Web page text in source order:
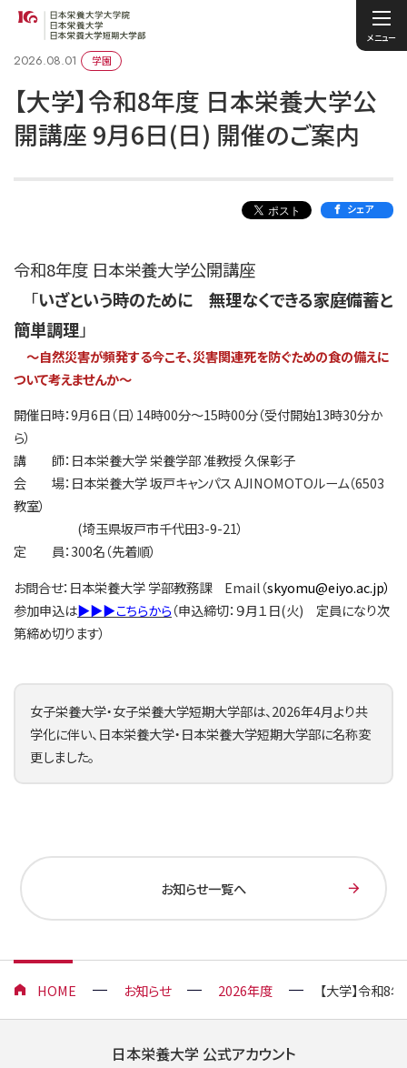
メニュー
2026.08.01 学園
【大学】令和8年度 日本栄養大学公
開講座 9月6日(日) 開催のご案内
シェア
令和8年度 日本栄養大学公開講座
「いざという時のために 無理なくできる家庭備蓄と
簡単調理」
～自然災害が頻発する今こそ、災害関連死を防ぐための食の備えに
ついて考えませんか～
開催日時：9月6日（日）14時00分～15時00分（受付開始13時30分か
ら）
講 師：日本栄養大学 栄養学部 准教授 久保彰子
会 場：日本栄養大学 坂戸キャンパス AJINOMOTOルーム（6503
教室）
(埼玉県坂戸市千代田3-9-21）
定 員：300名（先着順）
お問合せ：日本栄養大学 学部教務課 Email（skyomu@eiyo.ac.jp）
参加申込は▶▶▶こちらから（申込締切：９月１日(火) 定員になり次
第締め切ります）
女子栄養大学・女子栄養大学短期大学部は、2026年4月より共
学化に伴い、日本栄養大学・日本栄養大学短期大学部に名称変
更しました。
お知らせ一覧へ
HOME お知らせ 2026年度 【大学】令和8
日本栄養大学 公式アカウント